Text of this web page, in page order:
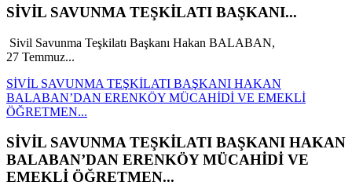
SİVİL SAVUNMA TEŞKİLATI BAŞKANI...
Sivil Savunma Teşkilatı Başkanı Hakan BALABAN,
27 Temmuz...
SİVİL SAVUNMA TEŞKİLATI BAŞKANI HAKAN
BALABAN’DAN ERENKÖY MÜCAHİDİ VE EMEKLİ
ÖĞRETMEN...
SİVİL SAVUNMA TEŞKİLATI BAŞKANI HAKAN
BALABAN’DAN ERENKÖY MÜCAHİDİ VE
EMEKLİ ÖĞRETMEN...